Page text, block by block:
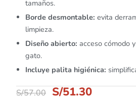
tamaños.
Borde desmontable: evita
limpieza.
Diseño abierto: acceso cómodo
gato.
Incluye palita higiénica:
S/57.00 S/51.30